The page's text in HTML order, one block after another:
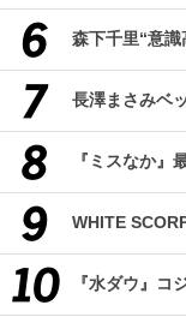
森下千里“意識
長澤まさみベ
『ミスなか』
WHITE
『水ダウ』コ